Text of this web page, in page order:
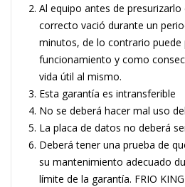
Al equipo antes de presurizarlo
correcto vació durante un
minutos, de lo contrario puede
funcionamiento y como
vida útil al mismo.
Esta garantía es intransferible
No se deberá hacer mal uso
La placa de datos no deberá
Deberá tener una prueba de
su mantenimiento adecuado
límite de la garantía. FRIO